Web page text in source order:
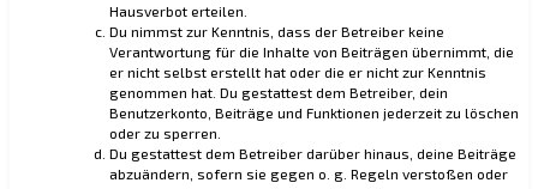
Hausverbot erteilen.
Du nimmst zur Kenntnis, dass der Betreiber keine
Verantwortung für die Inhalte von Beiträgen übernimmt, die
er nicht selbst erstellt hat oder die er nicht zur Kenntnis
genommen hat. Du gestattest dem Betreiber, dein
Benutzerkonto, Beiträge und Funktionen jederzeit zu löschen
oder zu sperren.
Du gestattest dem Betreiber darüber hinaus, deine Beiträge
abzuändern, sofern sie gegen o. g. Regeln verstoßen oder